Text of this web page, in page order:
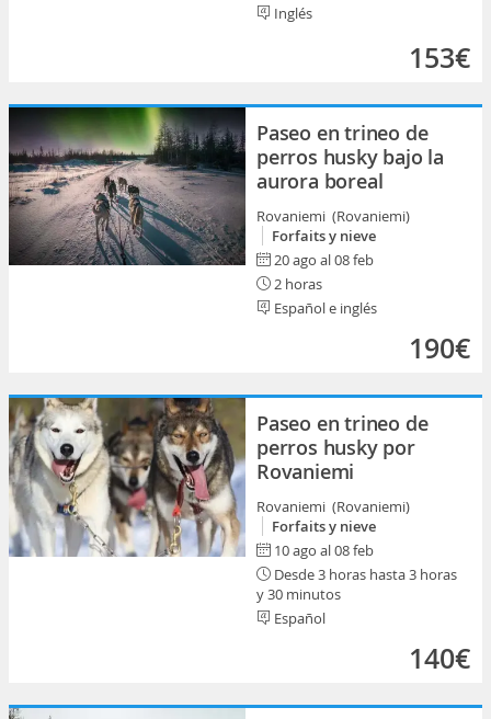
Inglés
153€
Paseo en trineo de
perros husky bajo la
aurora boreal
Rovaniemi (Rovaniemi)
Forfaits y nieve
20 ago al 08 feb
2 horas
Español e inglés
190€
Paseo en trineo de
perros husky por
Rovaniemi
Rovaniemi (Rovaniemi)
Forfaits y nieve
10 ago al 08 feb
Desde 3 horas hasta 3 horas
y 30 minutos
Español
140€